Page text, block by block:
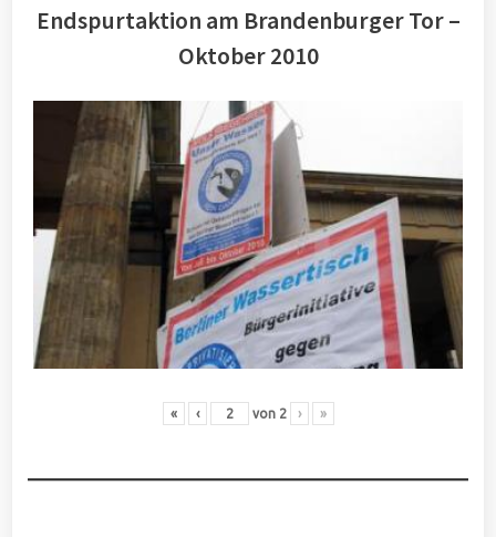
Endspurtaktion am Brandenburger Tor –
Oktober 2010
« ‹ von 2 › »